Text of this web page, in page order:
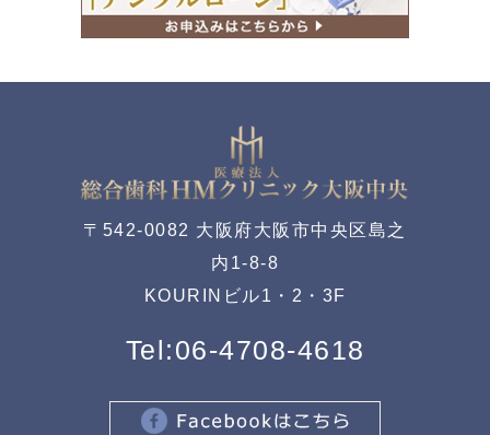
〒542-0082 大阪府大阪市中央区島之
内1-8-8
KOURINビル1・2・3F
Tel:06-4708-4618